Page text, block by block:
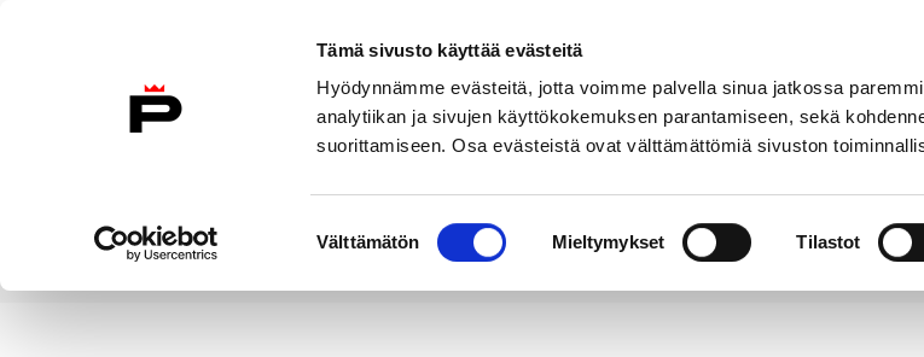
Tämä sivusto käyttää evästeitä
Hyödynnämme evästeitä, jotta voimme palvella sinua jatkossa
analytiikan ja sivujen käyttökokemuksen parantamiseen, sekä
suorittamiseen. Osa evästeistä ovat välttämättömiä sivuston
valinta
Välttämätön Mieltymykset Tilastot
Etusivulle
Etusivu